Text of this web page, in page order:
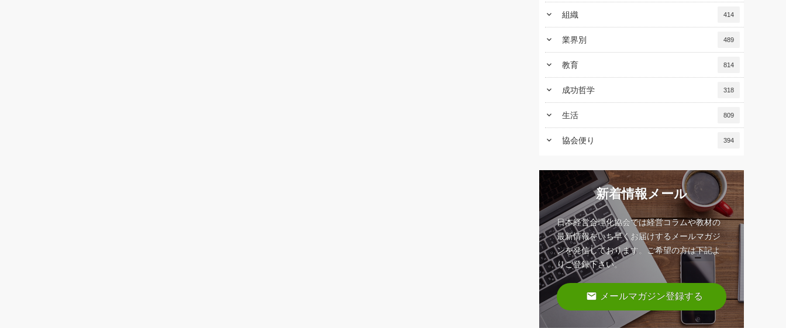
keyboard_arrow_down 組織 414
keyboard_arrow_down 業界別 489
keyboard_arrow_down 教育 814
keyboard_arrow_down 成功哲学 318
keyboard_arrow_down 生活 809
keyboard_arrow_down 協会便り 394
新着情報メール
日本経営合理化協会では経営コラムや教材の
最新情報をいち早くお届けするメールマガジ
ンを発信しております。ご希望の方は下記よ
りご登録下さい。
email メールマガジン登録する